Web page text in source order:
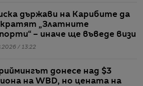
държави на Карибите да
„Златните
– иначе ще въведе визи
/ 13:22
донесе над $3
на WBD, но цената на